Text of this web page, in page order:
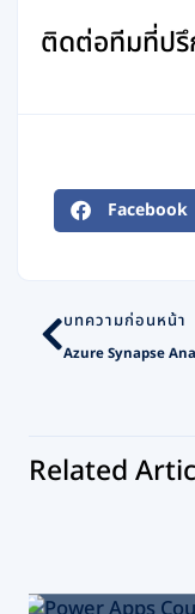
ติดต่อทีมที่ปรึ
Facebook
Prev
บทความก่อนหน้า
Related